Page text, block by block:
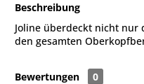
Beschreibung
Joline überdeckt nicht nur
den gesamten
Bewertungen
0